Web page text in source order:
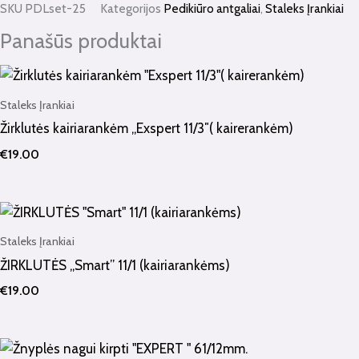
SKU PDLset-25 Kategorijos Pedikiūro antgaliai, Staleks Įrankiai
Panašūs produktai
Staleks Įrankiai
Žirklutės kairiarankėm „Exspert 11/3″( kairerankėm)
€19.00
Staleks Įrankiai
ŽIRKLUTĖS „Smart” 11/1 (kairiarankėms)
€19.00